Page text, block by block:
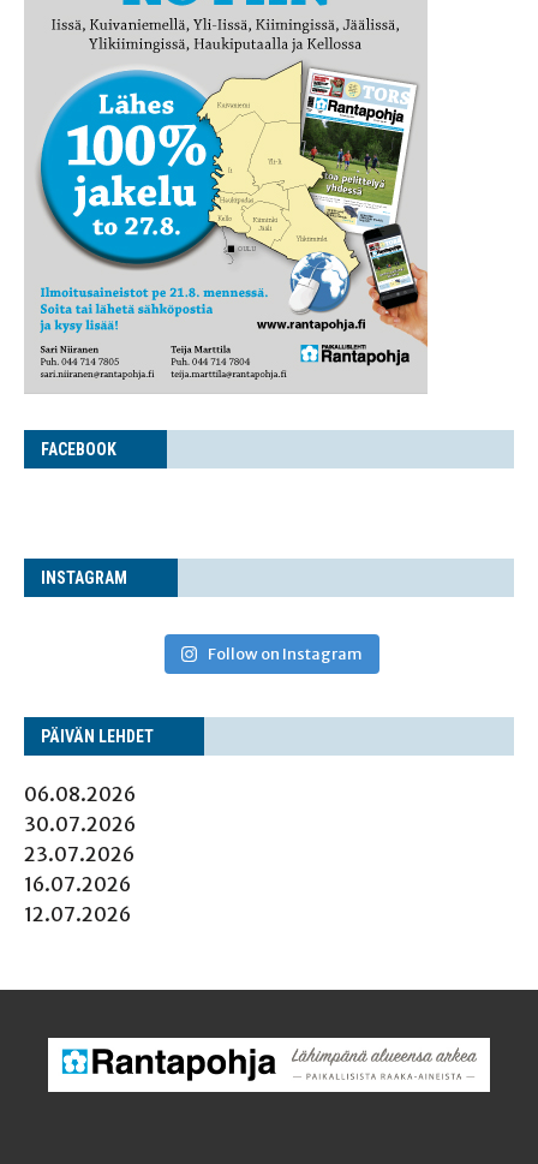
FACE­BOOK
INS­TA­GRAM
Follow on Instagram
PÄI­VÄN LEHDET
06.08.2026
30.07.2026
23.07.2026
16.07.2026
12.07.2026